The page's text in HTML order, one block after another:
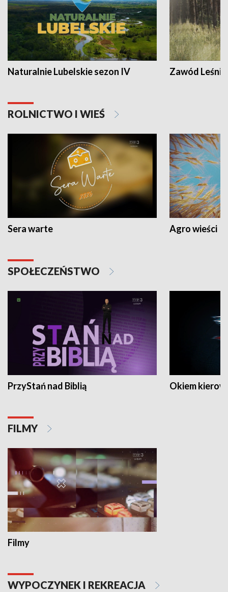
Naturalnie Lubelskie sezon IV Zawód Leśnik
ROLNICTWO I WIEŚ
Sera warte Agro wieści
SPOŁECZEŃSTWO
PrzyStań nad Biblią Okiem
FILMY
Filmy
WYPOCZYNEK I REKREACJA